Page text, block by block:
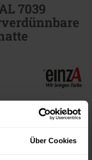
Über Cookies
7039